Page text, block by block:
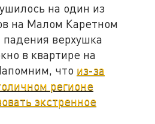
на один из
на Малом Каретном
верхушка
в квартире на
что из-за
регионе
экстренное